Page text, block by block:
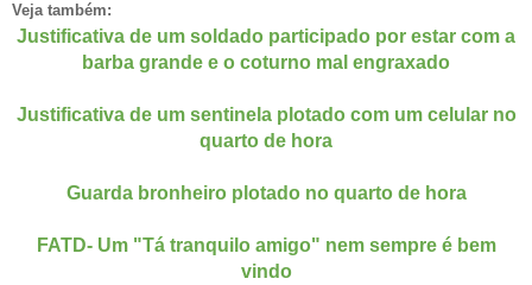
Veja também:
Justificativa de um soldado participado por estar com a
barba grande e o coturno mal engraxado
Justificativa de um sentinela plotado com um celular no
quarto de hora
Guarda bronheiro plotado no quarto de hora
FATD- Um "Tá tranquilo amigo" nem sempre é bem
vindo